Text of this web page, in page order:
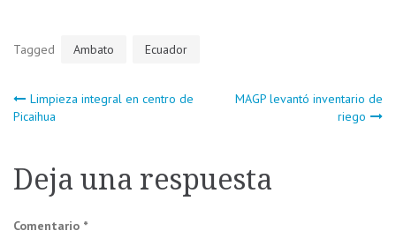
Tagged Ambato Ecuador
Navegación
entradas
Limpieza integral en centro de
Picaihua
MAGP levantó inventario de
riego
Deja una respuesta
Comentario *